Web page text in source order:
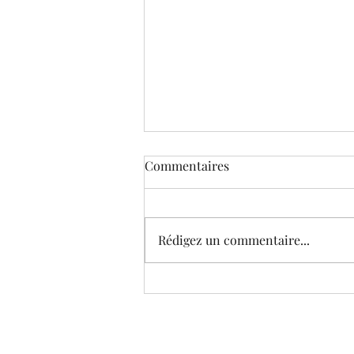
Commentaires
Rédigez un commentaire...